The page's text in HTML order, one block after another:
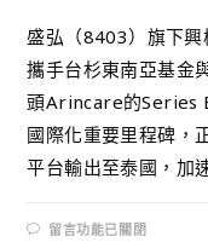
盛弘（8403）旗下興
攜手台杉東南亞基金
頭Arincare的Series
國際化重要里程碑，
平台輸出至泰國，加
留言功能已關閉